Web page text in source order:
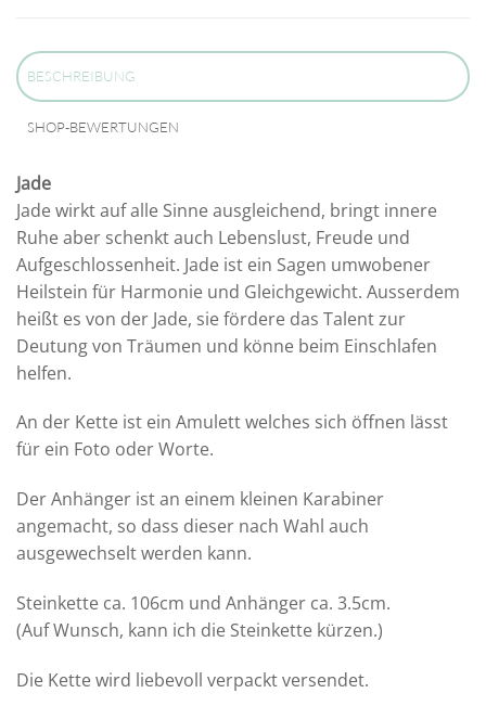
BESCHREIBUNG
SHOP-BEWERTUNGEN
Jade
Jade wirkt auf alle Sinne ausgleichend, bringt innere
Ruhe aber schenkt auch Lebenslust, Freude und
Aufgeschlossenheit. Jade ist ein Sagen umwobener
Heilstein für Harmonie und Gleichgewicht. Ausserdem
heißt es von der Jade, sie fördere das Talent zur
Deutung von Träumen und könne beim Einschlafen
helfen.
An der Kette ist ein Amulett welches sich öffnen lässt
für ein Foto oder Worte.
Der Anhänger ist an einem kleinen Karabiner
angemacht, so dass dieser nach Wahl auch
ausgewechselt werden kann.
Steinkette ca. 106cm und Anhänger ca. 3.5cm.
(Auf Wunsch, kann ich die Steinkette kürzen.)
Die Kette wird liebevoll verpackt versendet.